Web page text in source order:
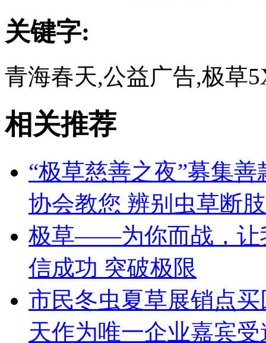
关键字:
青海春天,公益广告,极草
相关推荐
“极草慈善之夜”募集善
协会教您 辨别虫草断
极草——为你而战，让
信成功 突破极限
市民冬虫夏草展销点
天作为唯一企业嘉宾